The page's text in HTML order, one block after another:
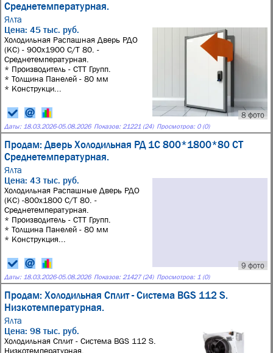
Среднетемпературная.
Ялта
8 фото
Цена: 45 тыс. руб.
Холодильная Распашная Дверь РДО
(КС) - 900х1900 С/Т 80. -
Среднетемпературная.
* Производитель - СТТ Групп.
* Толщина Панелей - 80 мм
* Конструкци...
Даты: 18.03.2026-05.08.2026 Показов: 21221 (24) Просмотров: 0 (0)
Продам: Дверь Холодильная РД 1С 800*1800*80 СТ
Среднетемпературная.
Ялта
9 фото
Цена: 43 тыс. руб.
Холодильная Распашные Дверь РДО
(КС) -800х1800 С/Т 80. -
Среднетемпературная.
* Производитель - СТТ Групп.
* Толщина Панелей - 80 мм
* Конструкция...
Даты: 18.03.2026-05.08.2026 Показов: 21427 (24) Просмотров: 1 (0)
Продам: Холодильная Сплит - Система BGS 112 S.
Низкотемпературная.
Ялта
Цена: 98 тыс. руб.
Холодильная Сплит - Система BGS 112 S.
Низкотемпературная.